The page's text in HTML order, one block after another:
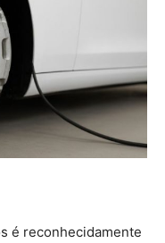
é reconhecidamente